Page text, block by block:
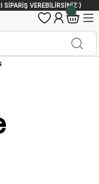
SİPARİŞ VEREBİLİRSİNİZ:)